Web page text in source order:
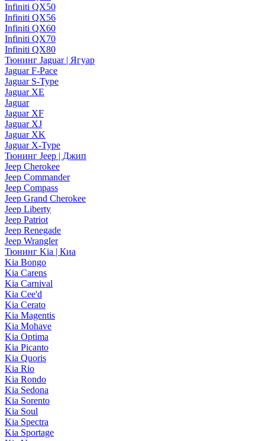
Infiniti QX50
Infiniti QX56
Infiniti QX60
Infiniti QX70
Infiniti QX80
Тюнинг Jaguar | Ягуар
Jaguar F-Pace
Jaguar S-Type
Jaguar XE
Jaguar
Jaguar XF
Jaguar XJ
Jaguar XK
Jaguar X-Type
Тюнинг Jeep | Джип
Jeep Cherokee
Jeep Commander
Jeep Compass
Jeep Grand Cherokee
Jeep Liberty
Jeep Patriot
Jeep Renegade
Jeep Wrangler
Тюнинг Kia | Киа
Kia Bongo
Kia Carens
Kia Carnival
Kia Cee'd
Kia Cerato
Kia Magentis
Kia Mohave
Kia Optima
Kia Picanto
Kia Quoris
Kia Rio
Kia Rondo
Kia Sedona
Kia Sorento
Kia Soul
Kia Spectra
Kia Sportage